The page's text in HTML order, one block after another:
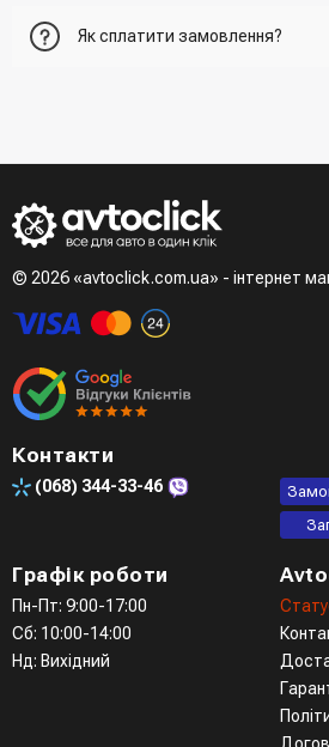
нього та вказати всю необхідну
зателефонує менеджер для
Третій варіант - зробити
Четвертий варіант - замовити через
(viber, telegram)
Як сплатити замовлення?
© 2026 «avtoclick.com.ua» - інтернет
Контакти
(068) 344-33-46
Графік роботи
Пн-Пт: 9:00-17:00
Сб: 10:00-14:00
Нд: Вихідний